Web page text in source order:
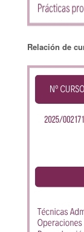
Relación de